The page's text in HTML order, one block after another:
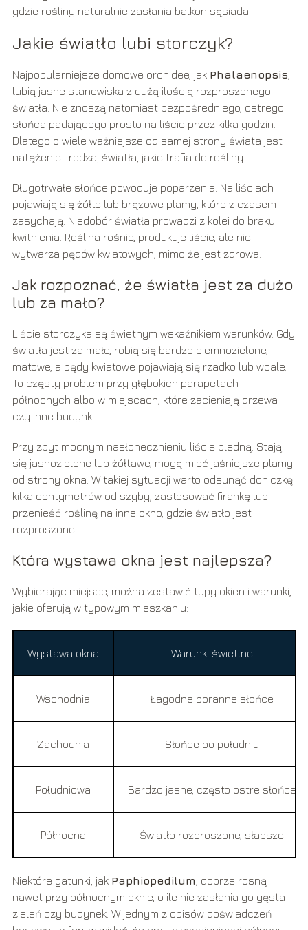
gdzie rośliny naturalnie zasłania balkon sąsiada.
Jakie światło lubi storczyk?
Najpopularniejsze domowe orchidee, jak Phalaenopsis
lubią jasne stanowiska z dużą ilością rozproszonego
światła. Nie znoszą natomiast bezpośredniego, ostrego
słońca padającego prosto na liście przez kilka godzin.
Dlatego o wiele ważniejsze od samej strony świata jest
natężenie i rodzaj światła, jakie trafia do rośliny.
Długotrwałe słońce powoduje poparzenia. Na liściach
pojawiają się żółte lub brązowe plamy, które z czasem
zasychają. Niedobór światła prowadzi z kolei do braku
kwitnienia. Roślina rośnie, produkuje liście, ale nie
wytwarza pędów kwiatowych, mimo że jest zdrowa.
Jak rozpoznać, że światła jest za dużo
lub za mało?
Liście storczyka są świetnym wskaźnikiem warunków. Gdy
światła jest za mało, robią się bardzo ciemnozielone,
matowe, a pędy kwiatowe pojawiają się rzadko lub wcale.
To częsty problem przy głębokich parapetach
północnych albo w miejscach, które zacieniają drzewa
czy inne budynki.
Przy zbyt mocnym nasłonecznieniu liście bledną. Stają
się jasnozielone lub żółtawe, mogą mieć jaśniejsze plamy
od strony okna. W takiej sytuacji warto odsunąć doniczkę
kilka centymetrów od szyby, zastosować firankę lub
przenieść roślinę na inne okno, gdzie światło jest
rozproszone.
Która wystawa okna jest najlepsza?
Wybierając miejsce, można zestawić typy okien i warunki,
jakie oferują w typowym mieszkaniu:
Wystawa okna Warunki świetlne
Wschodnia Łagodne poranne słońce
Zachodnia Słońce po południu
Południowa Bardzo jasne, często ostre słońce
Północna Światło rozproszone, słabsze
Niektóre gatunki, jak Paphiopedilum , dobrze rosną
nawet przy północnym oknie, o ile nie zasłania go gęsta
zieleń czy budynek. W jednym z opisów doświadczeń